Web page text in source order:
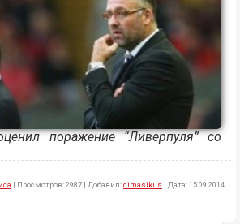
поражение “Ливерпуля” со
| Просмотров:2987 | Добавил:dimasikus | Дата:15.09.2014